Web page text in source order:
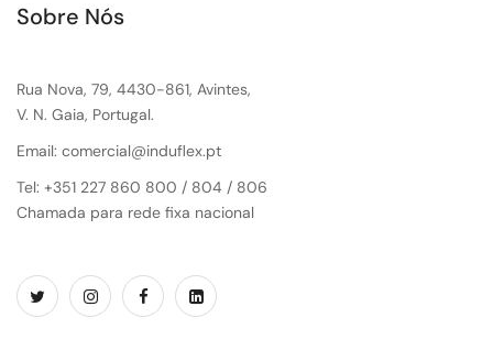
Sobre Nós
Rua Nova, 79, 4430-861, Avintes,
V. N. Gaia, Portugal.
Email: comercial@induflex.pt
Tel: +351 227 860 800 / 804 / 806
Chamada para rede fixa nacional